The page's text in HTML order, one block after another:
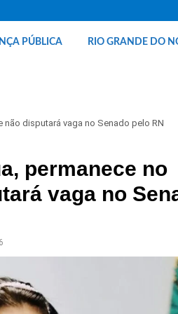
PÚBLICA RIO GRANDE DO
não disputará vaga no Senado pelo RN
permanece no
vaga no